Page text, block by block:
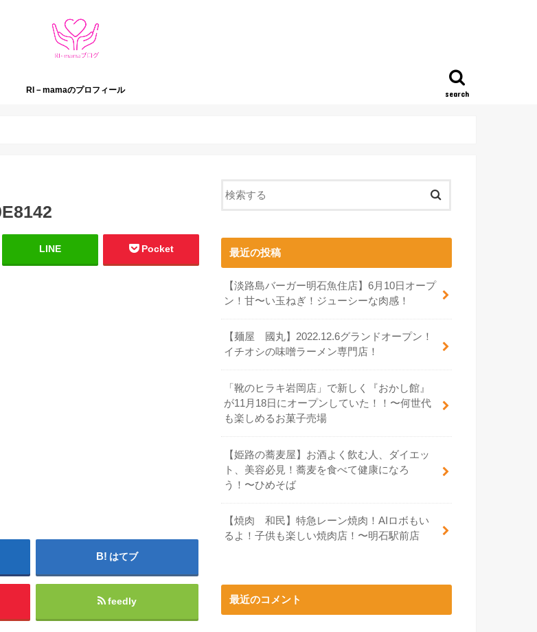
search
RI－mamaのプロフィール
LINE Pocket
はてブ
feedly
最近の投稿
【淡路島バーガー明石魚住店】6月10日オープ
ン！甘〜い玉ねぎ！ジューシーな肉感！
【麺屋 國丸】2022.12.6グランドオープン！
イチオシの味噌ラーメン専門店！
「靴のヒラキ岩岡店」で新しく『おかし館』
が11月18日にオープンしていた！！〜何世代
も楽しめるお菓子売場
【姫路の蕎麦屋】お酒よく飲む人、ダイエッ
ト、美容必見！蕎麦を食べて健康になろ
う！〜ひめそば
【焼肉 和民】特急レーン焼肉！AIロボもい
るよ！子供も楽しい焼肉店！〜明石駅前店
最近のコメント